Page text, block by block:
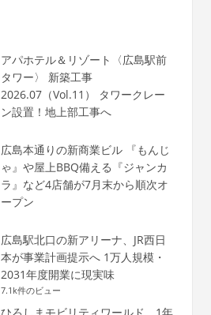
アパホテル＆リゾート〈広島駅前
タワー〉 新築工事
2026.07（Vol.11） タワークレー
ン設置！地上部工事へ
広島本通りの新商業ビル 『もんじ
ゃ』や屋上BBQ備える『ジャンカ
ラ』など4店舗が7月末から順次オ
ープン
広島駅北口の新アリーナ、JR西日
本が事業計画提示へ 1万人規模・
2031年度開業に現実味
7.1k件のビュー